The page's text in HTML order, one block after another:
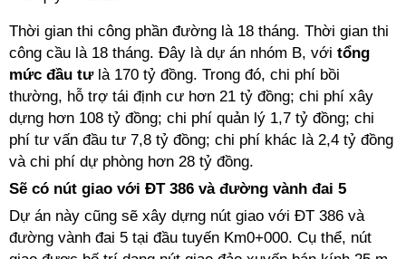
Thời gian thi công phần đường là 18 tháng. Thời gian thi
công cầu là 18 tháng. Đây là dự án nhóm B, với tổng
mức đầu tưlà 170 tỷ đồng. Trong đó, chi phí bồi
thường, hỗ trợ tái định cư hơn 21 tỷ đồng; chi phí xây
dựng hơn 108 tỷ đồng; chi phí quản lý 1,7 tỷ đồng; chi
phí tư vấn đầu tư 7,8 tỷ đồng; chi phí khác là 2,4 tỷ đồng
và chi phí dự phòng hơn 28 tỷ đồng.
Sẽ có nút giao với ĐT 386 và đường vành đai 5
Dự án này cũng sẽ xây dựng nút giao với ĐT 386 và
đường vành đai 5 tại đầu tuyến Km0+000. Cụ thể, nút